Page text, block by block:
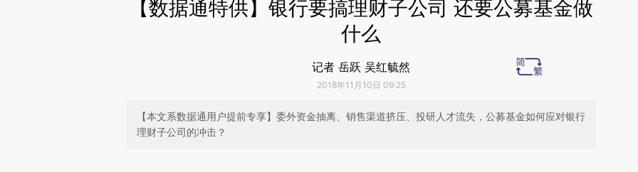
【数据通特供】银行要搞理财子公司 还要公募基金做
什么
记者 岳跃 吴红毓然
2018年11月10日 09:25
【本文系数据通用户提前专享】委外资金抽离、销售渠道挤压、投研人才流失，公募基金如何应对银行
理财子公司的冲击？